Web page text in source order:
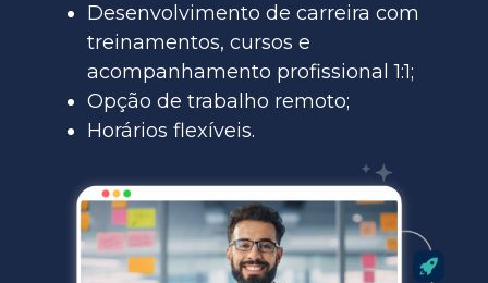
Desenvolvimento de carreira com
treinamentos, cursos e
acompanhamento profissional 1:1;
Opção de trabalho remoto;
Horários flexíveis.